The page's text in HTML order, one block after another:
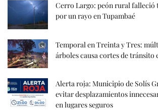
Cerro Largo: peón rural falleció
por un rayo en Tupambaé
Temporal en Treinta y Tres:
árboles causa cortes de tránsito
Alerta roja: Municipio de Solís
evitar desplazamientos
en lugares seguros